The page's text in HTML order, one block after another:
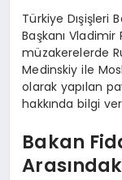
Türkiye Dışişleri
Başkanı Vladimir
müzakerelerde
Medinskiy ile
olarak yapılan
hakkında bilgi
Bakan